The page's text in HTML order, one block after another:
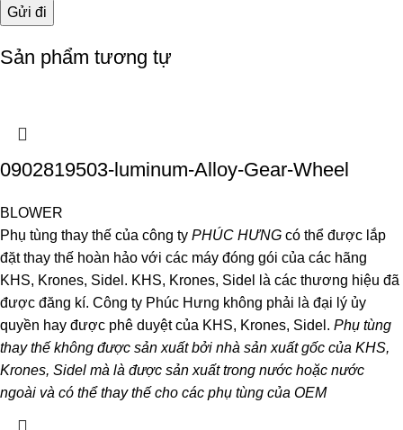
Sản phẩm tương tự
0902819503-luminum-Alloy-Gear-Wheel
BLOWER
Phụ tùng thay thế của công ty PHÚC HƯNG có thể được lắp
đặt thay thế hoàn hảo với các máy đóng gói của các hãng
KHS, Krones, Sidel. KHS, Krones, Sidel là các thương hiệu đã
được đăng kí. Công ty Phúc Hưng không phải là đại lý ủy
quyền hay được phê duyệt của KHS, Krones, Sidel. Phụ tùng
thay thế không được sản xuất bởi nhà sản xuất gốc của KHS,
Krones, Sidel mà là được sản xuất trong nước hoặc nước
ngoài và có thể thay thế cho các phụ tùng của OEM